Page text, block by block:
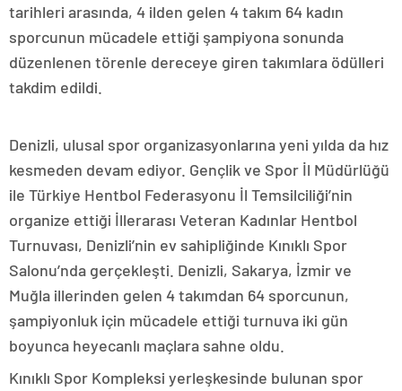
tarihleri arasında, 4 ilden gelen 4 takım 64 kadın
sporcunun mücadele ettiği şampiyona sonunda
düzenlenen törenle dereceye giren takımlara ödülleri
takdim edildi.
Denizli, ulusal spor organizasyonlarına yeni yılda da hız
kesmeden devam ediyor. Gençlik ve Spor İl Müdürlüğü
ile Türkiye Hentbol Federasyonu İl Temsilciliği’nin
organize ettiği İllerarası Veteran Kadınlar Hentbol
Turnuvası, Denizli’nin ev sahipliğinde Kınıklı Spor
Salonu’nda gerçekleşti. Denizli, Sakarya, İzmir ve
Muğla illerinden gelen 4 takımdan 64 sporcunun,
şampiyonluk için mücadele ettiği turnuva iki gün
boyunca heyecanlı maçlara sahne oldu.
Kınıklı Spor Kompleksi yerleşkesinde bulunan spor